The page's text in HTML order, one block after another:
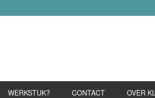
WERKSTUK? CONTACT OVER